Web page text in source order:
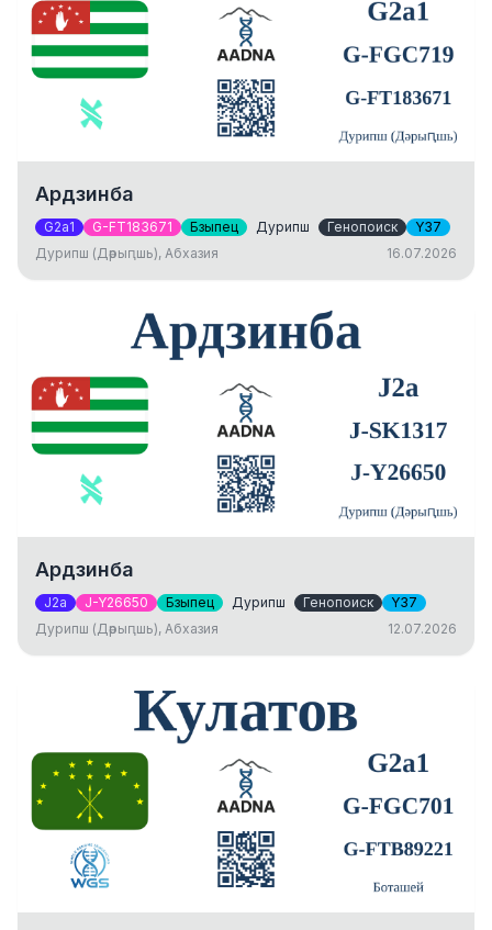
Ардзинба
G2a1 G-FT183671 Бзыпец Дурипш Генопоиск
Y37
Дурипш (Дәрыԥшь), Абхазия
16.07.2026
Ардзинба
J2a J-Y26650 Бзыпец Дурипш Генопоиск
Y37
Дурипш (Дәрыԥшь), Абхазия
12.07.2026